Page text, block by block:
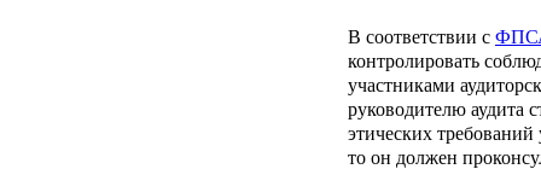
В соответствии с
контролировать
участниками
руководителю аудита
этических
то он должен